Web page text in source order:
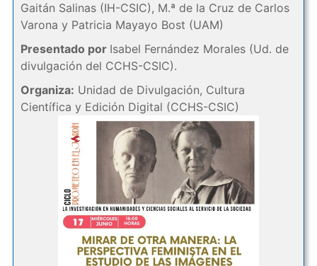
Gaitán Salinas (IH-CSIC), M.ª de la Cruz de Carlos
Varona y Patricia Mayayo Bost (UAM)
Presentado por Isabel Fernández Morales (Ud. de
divulgación del CCHS-CSIC).
Organiza: Unidad de Divulgación, Cultura
Científica y Edición Digital (CCHS-CSIC)